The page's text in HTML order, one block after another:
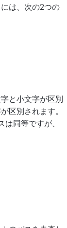
|
|
|
|
|
|
|
|
|
|
|
|
|
|
は、次の2つの
と小文字が区別
区別されます。
同等ですが、